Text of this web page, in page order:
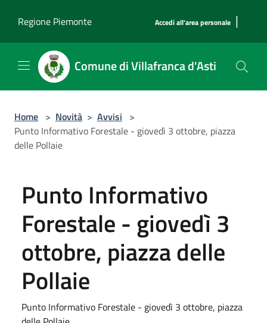
Regione Piemonte
Accedi all'area personale |
Comune di Villafranca d'Asti
Home > Novità > Avvisi >
Punto Informativo Forestale - giovedì 3 ottobre, piazza
delle Pollaie
Punto Informativo
Forestale - giovedì 3
ottobre, piazza delle
Pollaie
Punto Informativo Forestale - giovedì 3 ottobre, piazza